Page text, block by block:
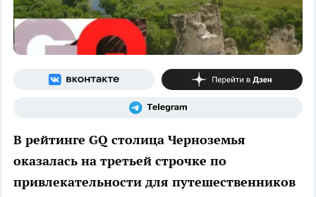
В рейтинге GQ столица Черноземья
оказалась на третьей строчке по
привлекательности для путешественников